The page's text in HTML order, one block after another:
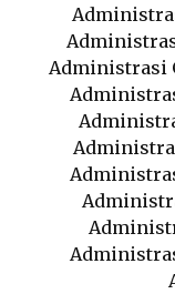
Administrasi